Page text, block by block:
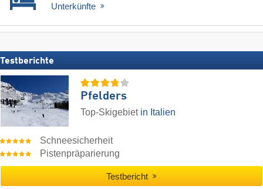
Unterkünfte
Testberichte
Pfelders
Top-Skigebiet in Italien
Schneesicherheit
Pistenpräparierung
Testbericht